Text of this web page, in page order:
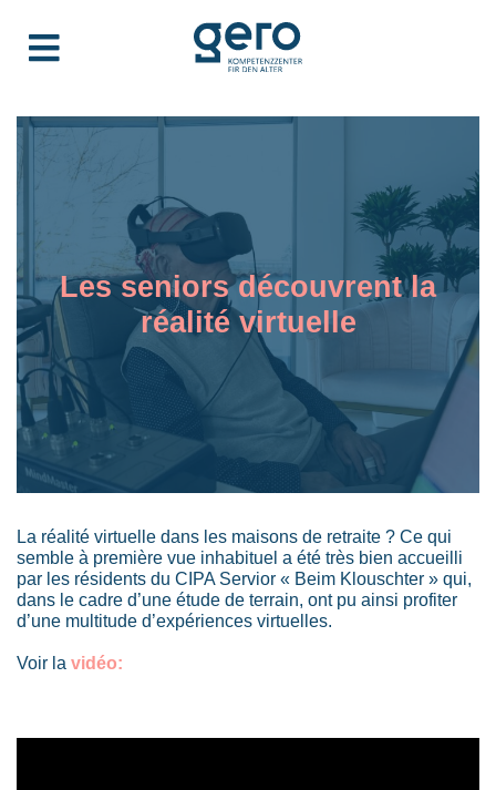
Les seniors découvrent la
réalité virtuelle
La réalité virtuelle dans les maisons de retraite ? Ce qui
semble à première vue inhabituel a été très bien accueilli
par les résidents du CIPA Servior « Beim Klouschter » qui,
dans le cadre d’une étude de terrain, ont pu ainsi profiter
d’une multitude d’expériences virtuelles.
Voir la vidéo: